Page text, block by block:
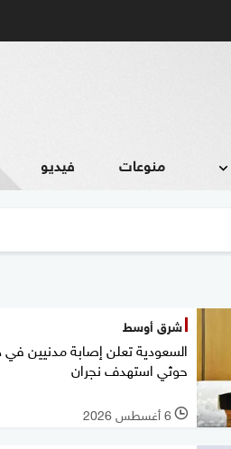
منوعات فيديو
شرق أوسط
السعودية تعلن إصابة مدنيين
حوثي استهدف نجران
l 6 أغسطس 2026